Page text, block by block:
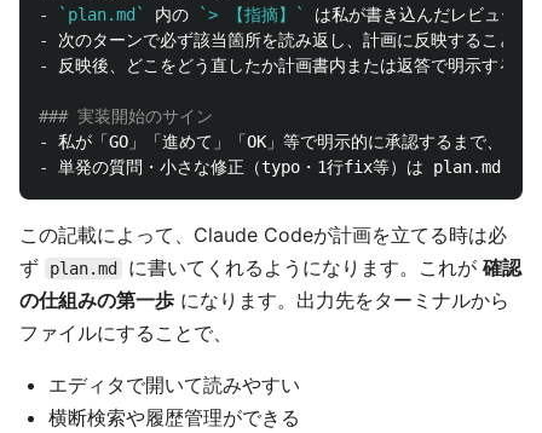
-
`plan.md` 内の
`> 【指摘】`
-
-
反映後、どこをどう直したか計画書内または返答で明示するこ
### 実装開始のサイン
-
-
この記載によって、Claude Codeが計画を立てる時は必
ず
plan.md に書いてくれるようになります。これが 確認
の仕組みの第一歩 になります。出力先をターミナルから
ファイルにすることで、
エディタで開いて読みやすい
横断検索や履歴管理ができる